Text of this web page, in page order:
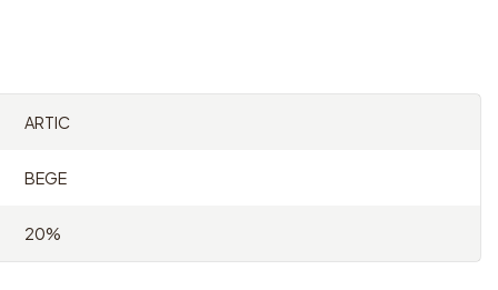
ARTIC
BEGE
20%